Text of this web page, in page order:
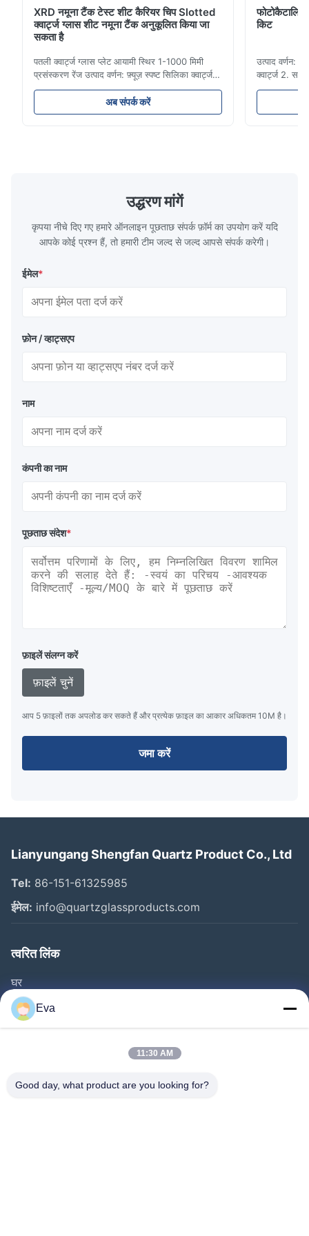
XRD नमूना टैंक टेस्ट शीट कैरियर चिप Slotted
क्वार्ट्ज ग्लास शीट नमूना टैंक अनुकूलित किया जा
सकता है
पतली क्वार्ट्ज ग्लास प्लेट आयामी स्थिर 1-1000 मिमी
प्रसंस्करण रेंज उत्पाद वर्णन: फ़्यूज़ स्पष्ट सिलिका क्वार्ट्ज
ग्लास प्लेट उत्कृष्ट थर्मल शॉक स्थिरता और उच्च संप्रेषण
के साथ उच्च शुद्धता क्वार्ट्ज रेत से बना है।यह व्यापक रूप से
बिजली के प्रकाश / लेजर / लेंस / ऑप्टिकल उपकरण /
अब संपर्क करें
किट
उत्पाद वर्णन:
क्वार्ट्ज 2.
और
संरक्षण। 6.
उद्धरण मांगें
कृपया नीचे दिए गए हमारे ऑनलाइन पूछताछ संपर्क फ़ॉर्म का उपयोग करें यदि
आपके कोई प्रश्न हैं, तो हमारी टीम जल्द से जल्द आपसे संपर्क करेगी।
ईमेल*
फ़ोन / व्हाट्सएप
नाम
कंपनी का नाम
पूछताछ संदेश*
फ़ाइलें संलग्न करें
फ़ाइलें चुनें
आप 5 फ़ाइलों तक अपलोड कर सकते हैं और प्रत्येक फ़ाइल का आकार अधिकतम 10M है।
जमा करें
Lianyungang Shengfan Quartz Product Co., Ltd
Tel: 86-151-61325985
ईमेल: info@quartzglassproducts.com
त्वरित लिंक
घर
उत्पाद
वीडियो
कारखाने का दौरा
Eva
11:30 AM
Good day, what product are you looking for?